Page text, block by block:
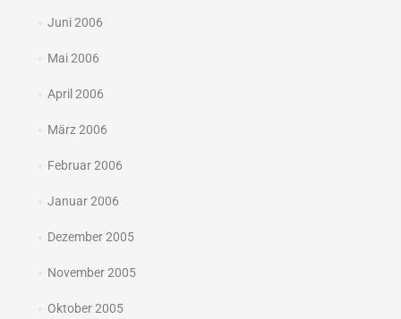
Juni 2006
Mai 2006
April 2006
März 2006
Februar 2006
Januar 2006
Dezember 2005
November 2005
Oktober 2005